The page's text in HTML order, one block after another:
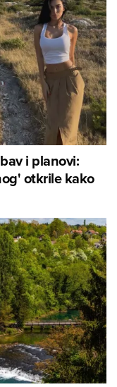
i planovi:
otkrile kako